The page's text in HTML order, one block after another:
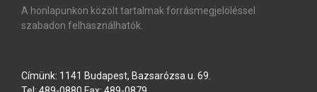
A honlapunkon közölt tartalmak forrásmegjelöléssel
szabadon felhasználhatók.
Címünk: 1141 Budapest, Bazsarózsa u. 69.